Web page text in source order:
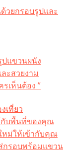
วยกรอบรูปและ
แขวนผนัง
ะสวยงาม
เห็นต้อง ”
เที่ยว
กับพื้นที่ของคุณ
หม่ให้เข้ากับคุณ
กรอบพร้อมแขวน​